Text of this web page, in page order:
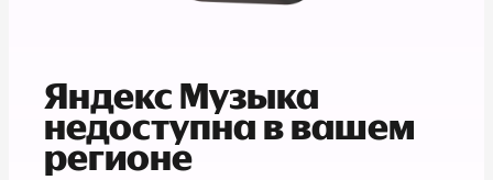
Яндекс Музыка
недоступна в вашем
регионе